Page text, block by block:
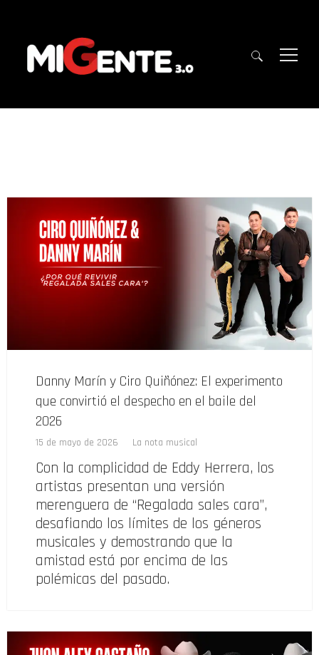
Danny Marín y Ciro Quiñónez: El experimento
que convirtió el despecho en el baile del
2026
15 de mayo de 2026 La nota musical
Con la complicidad de Eddy Herrera, los
artistas presentan una versión
merenguera de “Regalada sales cara”,
desafiando los límites de los géneros
musicales y demostrando que la
amistad está por encima de las
polémicas del pasado.